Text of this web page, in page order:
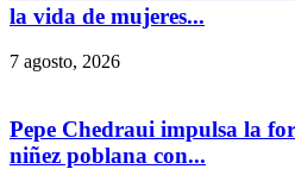
la vida de mujeres...
7 agosto, 2026
Pepe Chedraui impulsa la
niñez poblana con...